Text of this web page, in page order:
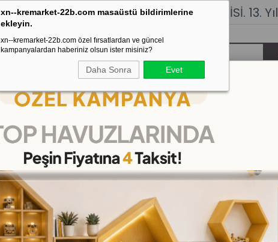
xn--kremarket-22b.com masaüstü bildirimlerine
ekleyin.
xn--kremarket-22b.com özel fırsatlardan ve güncel
kampanyalardan haberiniz olsun ister misiniz?
Daha Sonra Evet
Stoktan Gönderim.% 100İADEGARANTİSİ. 13. Yıl
Kaydırak Salıncak Tahterevalli Çok Satanlar
Renkli Frezzby
(KMSF88)
₺30,00 (KDV Dahil)